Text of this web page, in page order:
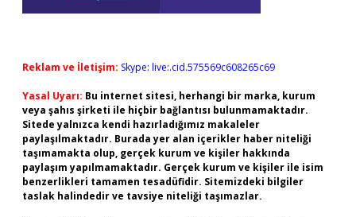
Reklam ve İletişim: Skype: live:.cid.575569c608265c69
Yasal Uyarı: Bu internet sitesi, herhangi bir marka, kurum
veya şahıs şirketi ile hiçbir bağlantısı bulunmamaktadır.
Sitede yalnızca kendi hazırladığımız makaleler
paylaşılmaktadır. Burada yer alan içerikler haber niteliği
taşımamakta olup, gerçek kurum ve kişiler hakkında
paylaşım yapılmamaktadır. Gerçek kurum ve kişiler ile isim
benzerlikleri tamamen tesadüfidir. Sitemizdeki bilgiler
taslak halindedir ve tavsiye niteliği taşımazlar.